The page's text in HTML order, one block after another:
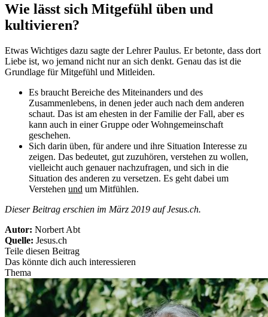
Wie lässt sich Mitgefühl üben und
kultivieren?
Etwas Wichtiges dazu sagte der Lehrer Paulus. Er betonte, dass dort
Liebe ist, wo jemand nicht nur an sich denkt. Genau das ist die
Grundlage für Mitgefühl und Mitleiden.
Es braucht Bereiche des Miteinanders und des
Zusammenlebens, in denen jeder auch nach dem anderen
schaut. Das ist am ehesten in der Familie der Fall, aber es
kann auch in einer Gruppe oder Wohngemeinschaft
geschehen.
Sich darin üben, für andere und ihre Situation Interesse zu
zeigen. Das bedeutet, gut zuzuhören, verstehen zu wollen,
vielleicht auch genauer nachzufragen, und sich in die
Situation des anderen zu versetzen. Es geht dabei um
Verstehen und um Mitfühlen.
Dieser Beitrag erschien im März 2019 auf Jesus.ch.
Autor: Norbert Abt
Quelle: Jesus.ch
Teile diesen Beitrag
Das könnte dich auch interessieren
Thema